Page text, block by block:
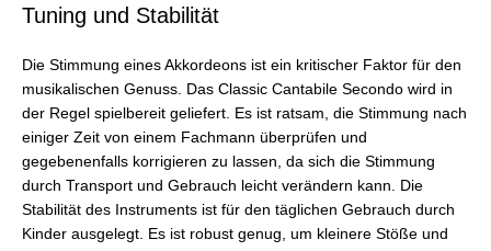
Tuning und Stabilität
Die Stimmung eines Akkordeons ist ein kritischer Faktor für den
musikalischen Genuss. Das Classic Cantabile Secondo wird in
der Regel spielbereit geliefert. Es ist ratsam, die Stimmung nach
einiger Zeit von einem Fachmann überprüfen und
gegebenenfalls korrigieren zu lassen, da sich die Stimmung
durch Transport und Gebrauch leicht verändern kann. Die
Stabilität des Instruments ist für den täglichen Gebrauch durch
Kinder ausgelegt. Es ist robust genug, um kleinere Stöße und